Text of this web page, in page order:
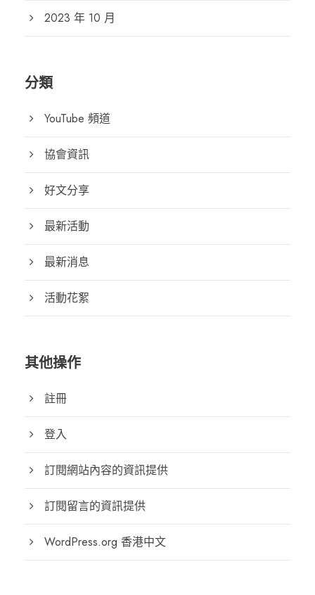
2023 年 10 月
分類
YouTube 頻道
協會資訊
好文分享
最新活動
最新消息
活動花絮
其他操作
註冊
登入
訂閱網站內容的資訊提供
訂閱留言的資訊提供
WordPress.org 香港中文